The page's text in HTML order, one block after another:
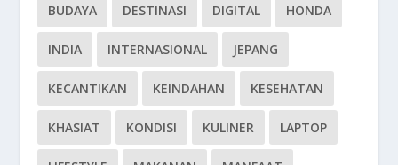
BUDAYA DESTINASI DIGITAL HONDA
INDIA INTERNASIONAL JEPANG
KECANTIKAN KEINDAHAN KESEHATAN
KHASIAT KONDISI KULINER LAPTOP